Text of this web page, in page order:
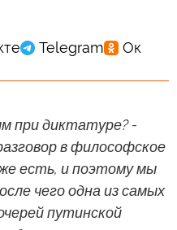
при диктатуре? -
в философское
есть, и поэтому мы
чего одна из самых
путинской